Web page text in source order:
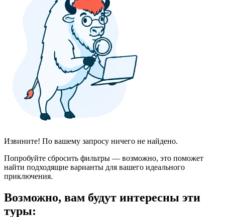
Извините! По вашему запросу ничего не найдено.
Попробуйте сбросить фильтры — возможно, это поможет
найти подходящие варианты для вашего идеального
приключения.
Возможно, вам будут интересны эти
туры: